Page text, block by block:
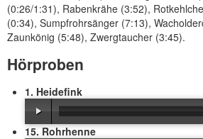
(0:26/1:31), Rabenkrähe (3:52),
(0:34), Sumpfrohrsänger (7:13),
Zaunkönig (5:48), Zwergtaucher (3:45).
Hörproben
1. Heidefink
15. Rohrhenne